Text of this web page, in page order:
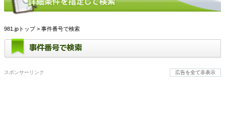
981.jpトップ> 事件番号で検索
事件番号で検索
スポンサーリンク 広告を全て非表示